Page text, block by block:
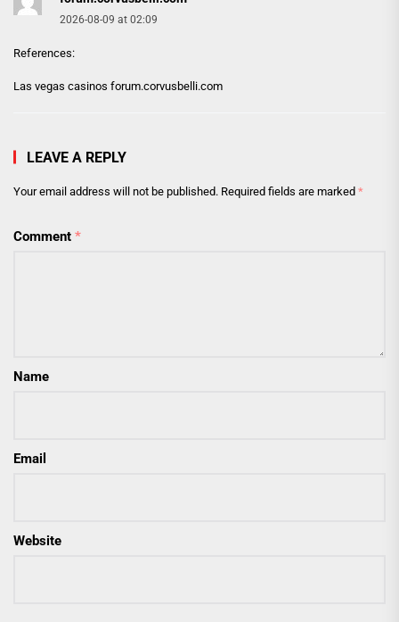
2026-08-09 at 02:09
References:
Las vegas casinos forum.corvusbelli.com
LEAVE A REPLY
Your email address will not be published. Required fields are marked *
Comment *
Name
Email
Website